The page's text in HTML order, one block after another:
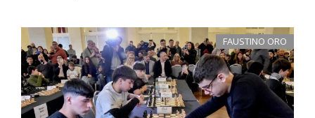
FAUSTINO ORO